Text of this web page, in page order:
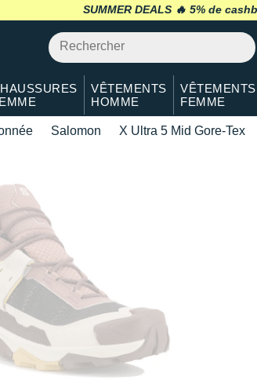
SUMMER DEALS 🔥 retour 30
VÊTEMENTS
HOMME
VÊTEMENTS
FEMME
Salomon X Ultra 5 Mid Gore-Tex